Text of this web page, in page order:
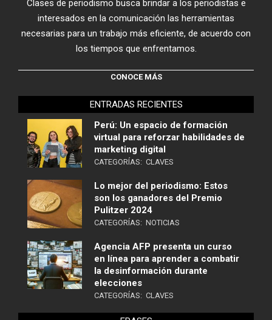
Clases de periodismo busca brindar a los periodistas e
interesados en la comunicación las herramientas
necesarias para un trabajo más eficiente, de acuerdo con
los tiempos que enfrentamos.
CONOCE MÁS
ENTRADAS RECIENTES
Perú: Un espacio de formación
virtual para reforzar habilidades de
marketing digital
CATEGORÍAS: CLAVES
Lo mejor del periodismo: Estos
son los ganadores del Premio
Pulitzer 2024
CATEGORÍAS: NOTICIAS
Agencia AFP presenta un curso
en línea para aprender a combatir
la desinformación durante
elecciones
CATEGORÍAS: CLAVES